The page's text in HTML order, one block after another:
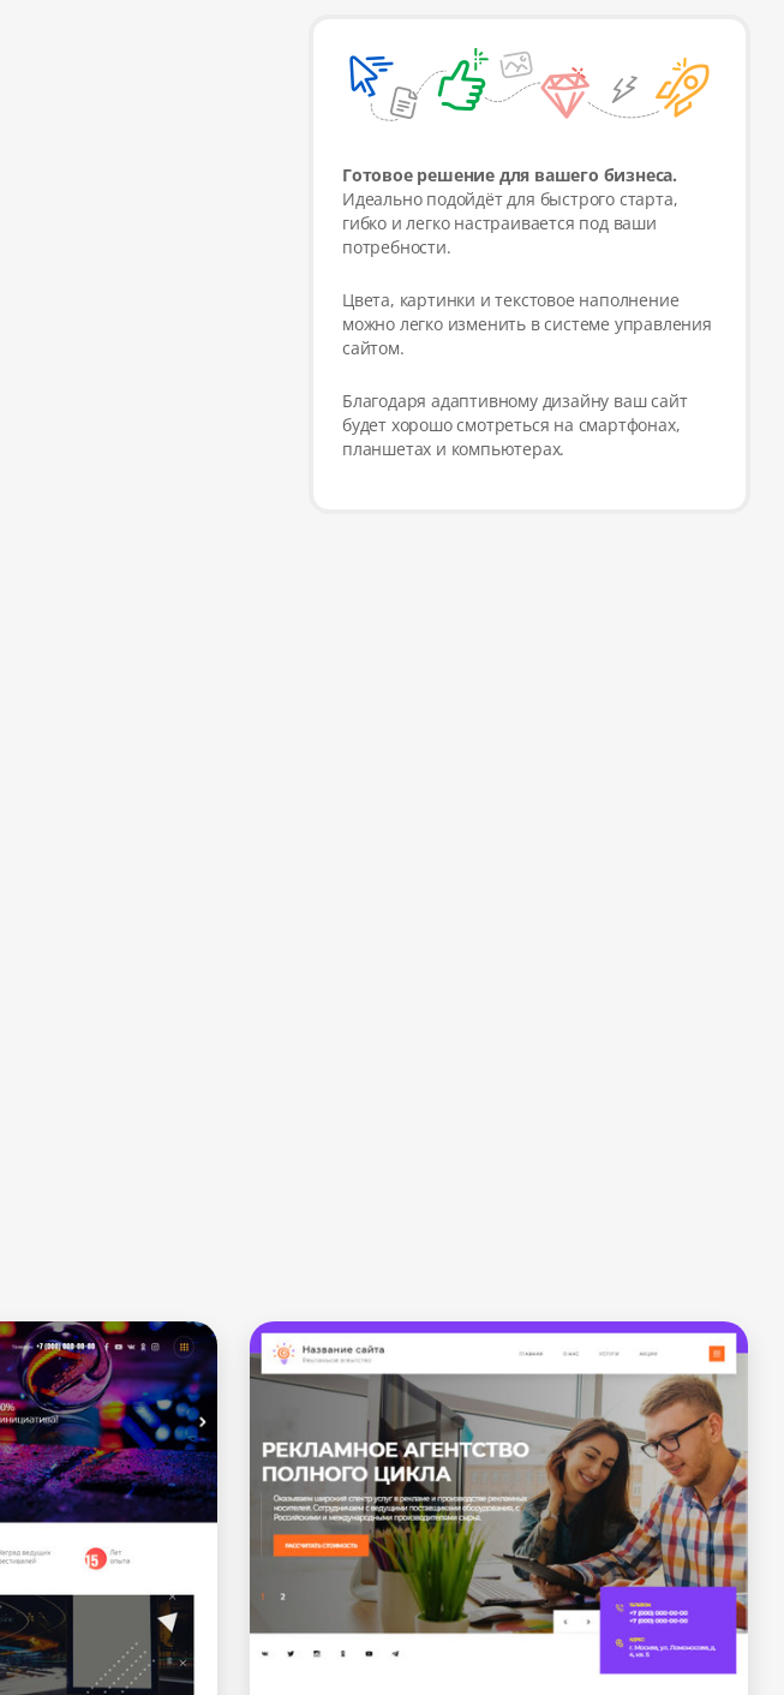
Готовое решение для вашего бизнеса.
Идеально подойдёт для быстрого старта,
гибко и легко настраивается под ваши
потребности.
Цвета, картинки и текстовое наполнение
можно легко изменить в системе управления
сайтом.
Благодаря адаптивному дизайну ваш сайт
будет хорошо смотреться на смартфонах,
планшетах и компьютерах.